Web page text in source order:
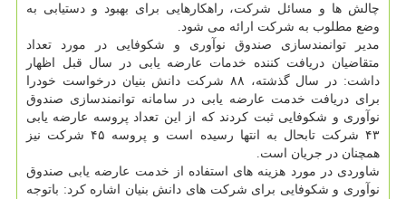
چالش ها و مسائل شرکت، راهکارهایی برای بهبود و دستیابی به
وضع مطلوب به شرکت ارائه می شود.
مدیر توانمندسازی صندوق نوآوری و شکوفایی در مورد تعداد
متقاضیان دریافت کننده خدمات عارضه یابی در سال قبل اظهار
داشت: در سال گذشته، ۸۸ شرکت دانش بنیان درخواست خودرا
برای دریافت خدمت عارضه یابی در سامانه توانمندسازی صندوق
نوآوری و شکوفایی ثبت کردند که از این تعداد پروسه عارضه یابی
۴۳ شرکت تابحال به انتها رسیده است و پروسه ۴۵ شرکت نیز
همچنان در جریان است.
شاوردی در مورد هزینه های استفاده از خدمت عارضه یابی صندوق
نوآوری و شکوفایی برای شرکت های دانش بنیان اشاره کرد: باتوجه